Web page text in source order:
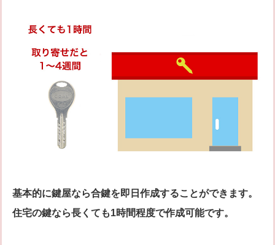
基本的に鍵屋なら合鍵を即日作成することができます。
住宅の鍵なら長くても1時間程度で作成可能です。